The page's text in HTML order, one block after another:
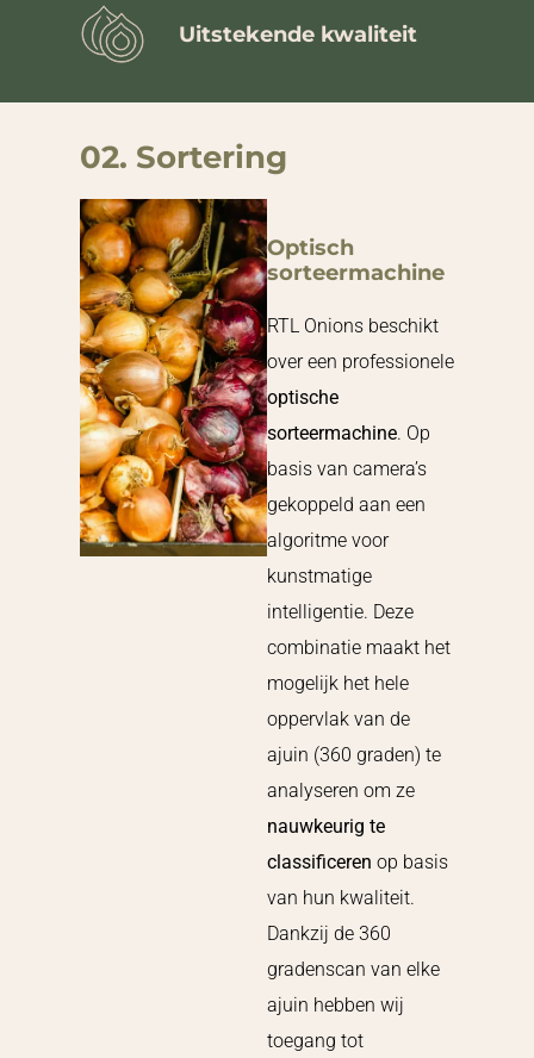
Uitstekende kwaliteit
02. Sortering
Optisch
sorteermachine
RTL Onions beschikt
over een professionele
optische
sorteermachine. Op
basis van camera’s
gekoppeld aan een
algoritme voor
kunstmatige
intelligentie. Deze
combinatie maakt het
mogelijk het hele
oppervlak van de
ajuin (360 graden) te
analyseren om ze
nauwkeurig te
classificeren op basis
van hun kwaliteit.
Dankzij de 360
gradenscan van elke
ajuin hebben wij
toegang tot